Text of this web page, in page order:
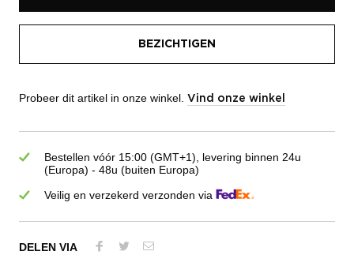
BEZICHTIGEN
Probeer dit artikel in onze winkel. Vind onze winkel
Bestellen vóór 15:00 (GMT+1), levering binnen 24u
(Europa) - 48u (buiten Europa)
Veilig en verzekerd verzonden via
DELEN VIA